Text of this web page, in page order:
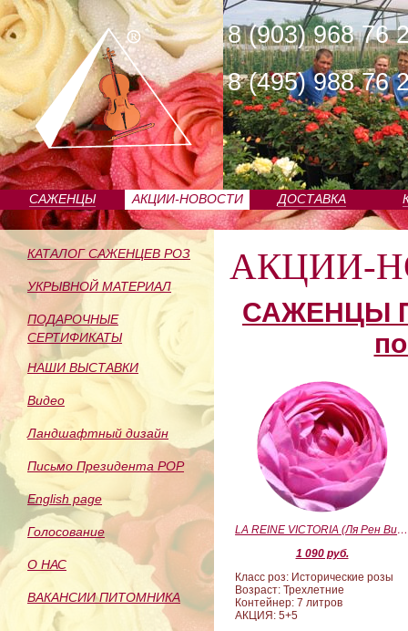
8 (903) 968 76
8 (495) 988 76
САЖЕНЦЫ
ПИТОМНИКА
АКЦИИ-НОВОСТИ ДОСТАВКА
КАТАЛОГ САЖЕНЦЕВ РОЗ
УКРЫВНОЙ МАТЕРИАЛ
ПОДАРОЧНЫЕ
СЕРТИФИКАТЫ
НАШИ ВЫСТАВКИ
Видео
Ландшафтный дизайн
Письмо Президента РОР
English page
Голосование
О НАС
ВАКАНСИИ ПИТОМНИКА
АКЦИИ-
САЖЕНЦЫ
LA REINE VICTORIA (Ля Рен Виктория)
1 090 руб.
Класс роз: Исторические розы
Возраст: Трехлетние
Контейнер: 7 литров
АКЦИЯ: 5+5